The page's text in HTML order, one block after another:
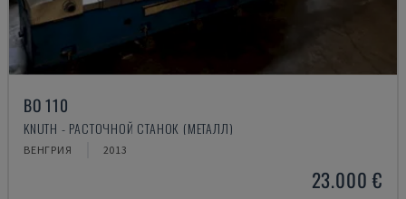
BO 110
KNUTH - РАСТОЧНОЙ СТАНОК (МЕТАЛЛ)
ВЕНГРИЯ 2013
23.000 €